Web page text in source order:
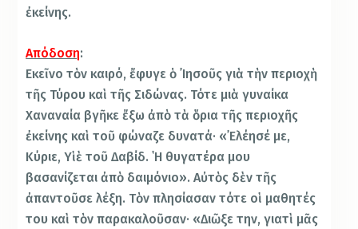
ἐκείνης.
Απόδοση:
Εκεῖνο τὸν καιρό, ἔφυγε ὁ ᾿Ιησοῦς γιὰ τὴν περιοχὴ
τῆς Τύρου καὶ τῆς Σιδώνας. Τότε μιὰ γυναίκα
Χαναναία βγῆκε ἔξω ἀπὸ τὰ ὅρια τῆς περιοχῆς
ἐκείνης καὶ τοῦ φώναζε δυνατά· «᾿Ελέησέ με,
Κύριε, Υἱὲ τοῦ Δαβίδ. ῾Η θυγατέρα μου
βασανίζεται ἀπὸ δαιμόνιο». Αὐτὸς δὲν τῆς
ἀπαντοῦσε λέξη. Τὸν πλησίασαν τότε οἱ μαθητές
του καὶ τὸν παρακαλοῦσαν· «Διῶξε την, γιατὶ μᾶς